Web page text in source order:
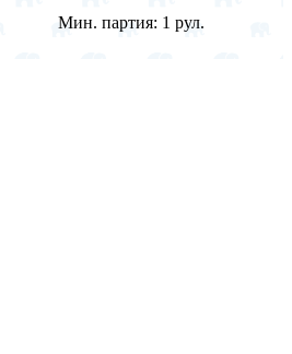
Мин. партия: 1 рул.